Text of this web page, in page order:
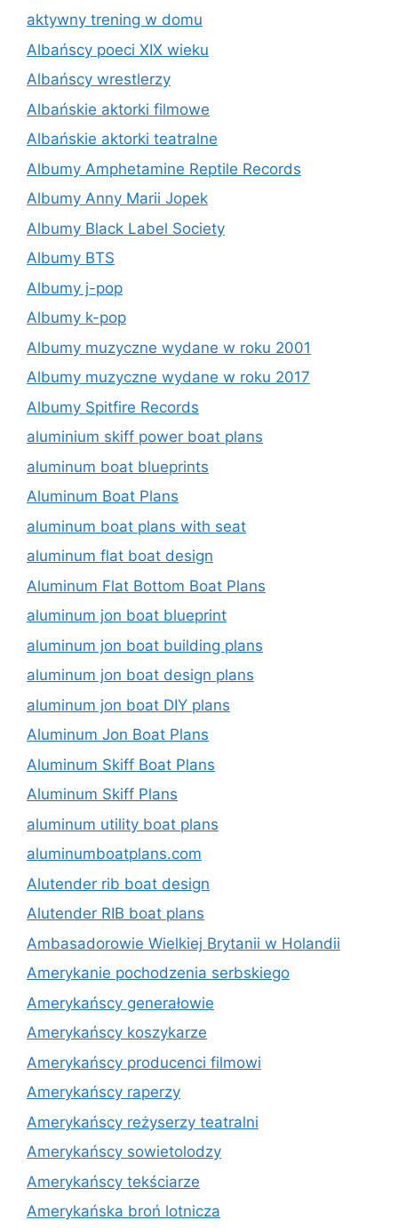
aktywny trening w domu
Albańscy poeci XIX wieku
Albańscy wrestlerzy
Albańskie aktorki filmowe
Albańskie aktorki teatralne
Albumy Amphetamine Reptile Records
Albumy Anny Marii Jopek
Albumy Black Label Society
Albumy BTS
Albumy j-pop
Albumy k-pop
Albumy muzyczne wydane w roku 2001
Albumy muzyczne wydane w roku 2017
Albumy Spitfire Records
aluminium skiff power boat plans
aluminum boat blueprints
Aluminum Boat Plans
aluminum boat plans with seat
aluminum flat boat design
Aluminum Flat Bottom Boat Plans
aluminum jon boat blueprint
aluminum jon boat building plans
aluminum jon boat design plans
aluminum jon boat DIY plans
Aluminum Jon Boat Plans
Aluminum Skiff Boat Plans
Aluminum Skiff Plans
aluminum utility boat plans
aluminumboatplans.com
Alutender rib boat design
Alutender RIB boat plans
Ambasadorowie Wielkiej Brytanii w Holandii
Amerykanie pochodzenia serbskiego
Amerykańscy generałowie
Amerykańscy koszykarze
Amerykańscy producenci filmowi
Amerykańscy raperzy
Amerykańscy reżyserzy teatralni
Amerykańscy sowietolodzy
Amerykańscy tekściarze
Amerykańska broń lotnicza